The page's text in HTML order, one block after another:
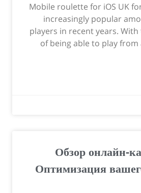
Mobile roulette for iOS UK
increasingly popular
players in recent years.
of being able to play
Обзор онлайн-
Оптимизация